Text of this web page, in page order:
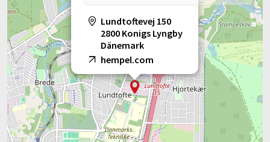
Lundtoftevej 150
2800 Konigs Lyngby
Dänemark
hempel.com